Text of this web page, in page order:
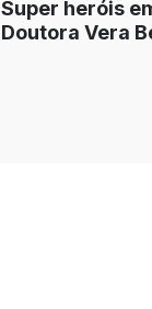
Super heróis
Doutora Vera